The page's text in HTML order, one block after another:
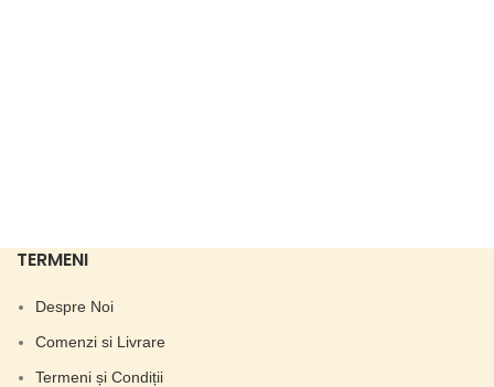
TERMENI
Despre Noi
Comenzi si Livrare
Termeni și Condiții